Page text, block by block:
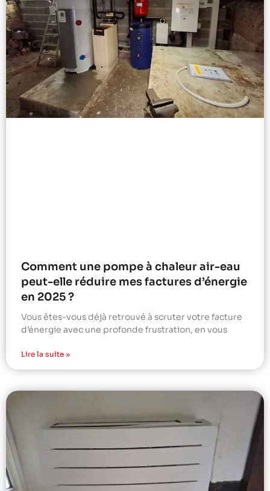
Comment une pompe à chaleur air-eau
peut-elle réduire mes factures d’énergie
en 2025 ?
Vous êtes-vous déjà retrouvé à scruter votre facture
d’énergie avec une profonde frustration, en vous
Lire la suite »